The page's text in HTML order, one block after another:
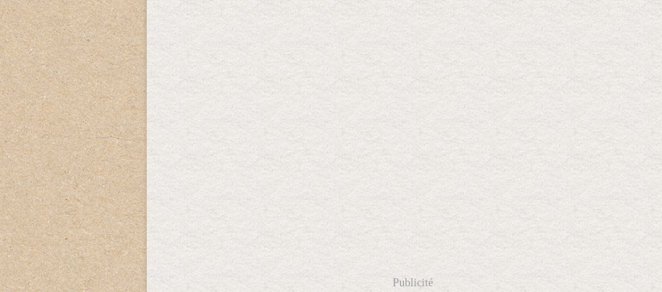
Publicité